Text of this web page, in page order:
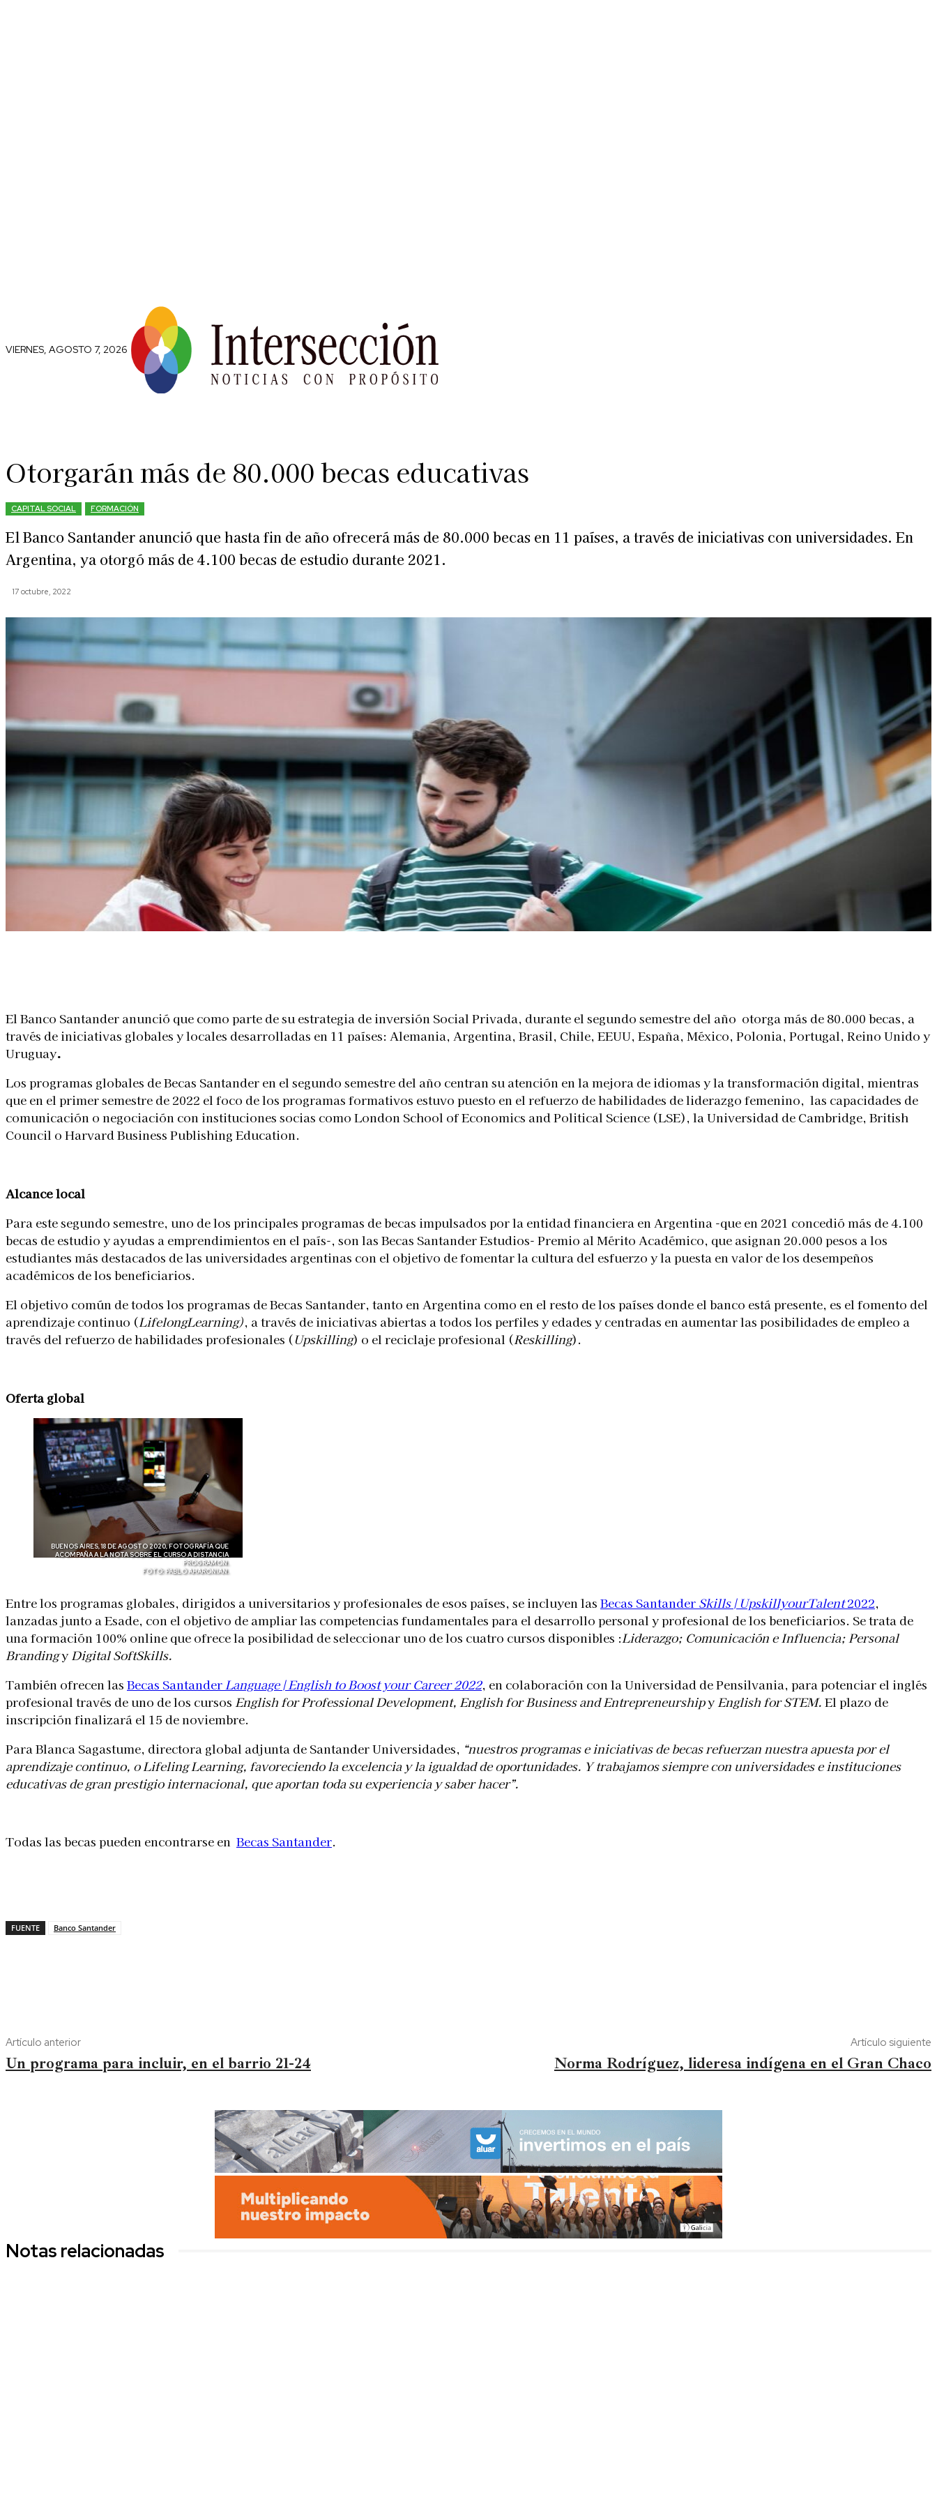
VIERNES, AGOSTO 7, 2026
Otorgarán más de 80.000 becas educativas
CAPITAL SOCIAL FORMACIÓN
El Banco Santander anunció que hasta fin de año ofrecerá más de 80.000 becas en 11 países, a través de iniciativas con universidades. En
Argentina, ya otorgó más de 4.100 becas de estudio durante 2021.
17 octubre, 2022
El Banco Santander anunció que como parte de su estrategia de inversión Social Privada, durante el segundo semestre del año otorga más de 80.000 becas, a
través de iniciativas globales y locales desarrolladas en 11 países: Alemania, Argentina, Brasil, Chile, EEUU, España, México, Polonia, Portugal, Reino Unido y
Uruguay.
Los programas globales de Becas Santander en el segundo semestre del año centran su atención en la mejora de idiomas y la transformación digital, mientras
que en el primer semestre de 2022 el foco de los programas formativos estuvo puesto en el refuerzo de habilidades de liderazgo femenino, las capacidades de
comunicación o negociación con instituciones socias como London School of Economics and Political Science (LSE), la Universidad de Cambridge, British
Council o Harvard Business Publishing Education.
Alcance local
Para este segundo semestre, uno de los principales programas de becas impulsados por la entidad financiera en Argentina -que en 2021 concedió más de 4.100
becas de estudio y ayudas a emprendimientos en el país-, son las Becas Santander Estudios- Premio al Mérito Académico, que asignan 20.000 pesos a los
estudiantes más destacados de las universidades argentinas con el objetivo de fomentar la cultura del esfuerzo y la puesta en valor de los desempeños
académicos de los beneficiarios.
El objetivo común de todos los programas de Becas Santander, tanto en Argentina como en el resto de los países donde el banco está presente, es el fomento del
aprendizaje continuo (LifelongLearning), a través de iniciativas abiertas a todos los perfiles y edades y centradas en aumentar las posibilidades de empleo a
través del refuerzo de habilidades profesionales (Upskilling) o el reciclaje profesional (Reskilling).
Oferta global
BUENOS AIRES, 18 DE AGOSTO 2020, FOTOGRAFÍA QUE
ACOMPAÑA A LA NOTA SOBRE EL CURSO A DISTANCIA
PROGRAMON.
FOTO: PABLO AHARONIAN.
Entre los programas globales, dirigidos a universitarios y profesionales de esos países, se incluyen las Becas Santander Skills | UpskillyourTalent2022,
lanzadas junto a Esade, con el objetivo de ampliar las competencias fundamentales para el desarrollo personal y profesional de los beneficiarios. Se trata de
una formación 100% online que ofrece la posibilidad de seleccionar uno de los cuatro cursos disponibles :Liderazgo; Comunicación e Influencia; Personal
BrandingyDigital SoftSkills.
También ofrecen las Becas Santander Language | English to Boost your Career 2022, en colaboración con la Universidad de Pensilvania, para potenciar el inglés
profesional través de uno de los cursos English for Professional Development, English for Business and Entrepreneurshipy English for STEM. El plazo de
inscripción finalizará el 15 de noviembre.
Para Blanca Sagastume, directora global adjunta de Santander Universidades, “nuestros programas e iniciativas de becas refuerzan nuestra apuesta por el
aprendizaje continuo, o Lifeling Learning, favoreciendo la excelencia y la igualdad de oportunidades. Y trabajamos siempre con universidades e instituciones
educativas de gran prestigio internacional, que aportan toda su experiencia y saber hacer”.
Todas las becas pueden encontrarse en Becas Santander.
FUENTE Banco Santander
Artículo anterior
Un programa para incluir, en el barrio 21-24
Artículo siguiente
Norma Rodríguez, lideresa indígena en el Gran Chaco
Notas relacionadas